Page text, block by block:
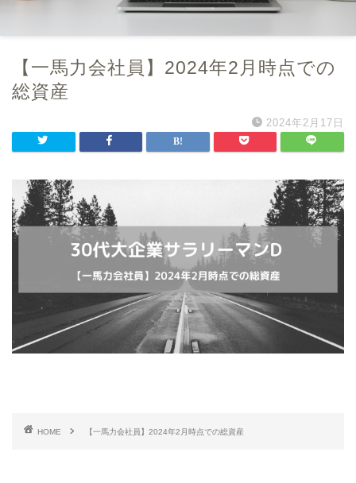
【一馬力会社員】2024年2月時点での
総資産
2024年2月17日
HOME 【一馬力会社員】2024年2月時点での総資産